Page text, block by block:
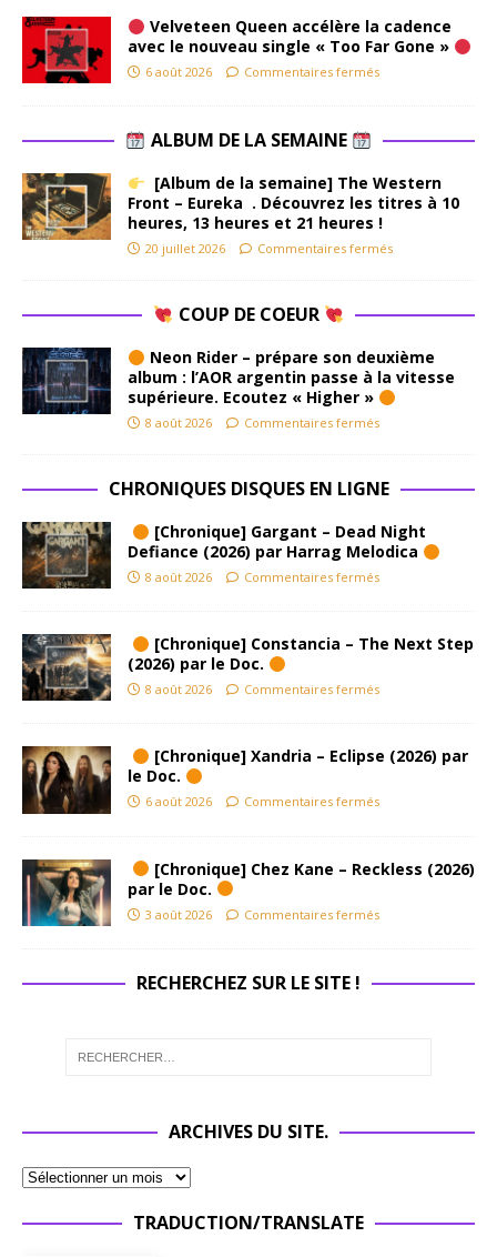
Velveteen Queen accélère la cadence
avec le nouveau single « Too Far Gone »
6 août 2026 Commentaires fermés
ALBUM DE LA SEMAINE
[Album de la semaine] The Western
Front – Eureka . Découvrez les titres à 10
heures, 13 heures et 21 heures !
20 juillet 2026 Commentaires fermés
COUP DE COEUR
Neon Rider – prépare son deuxième
album : l’AOR argentin passe à la vitesse
supérieure. Ecoutez « Higher »
8 août 2026 Commentaires fermés
CHRONIQUES DISQUES EN LIGNE
[Chronique] Gargant – Dead Night
Defiance (2026) par Harrag Melodica
8 août 2026 Commentaires fermés
[Chronique] Constancia – The Next Step
(2026) par le Doc.
8 août 2026 Commentaires fermés
[Chronique] Xandria – Eclipse (2026) par
le Doc.
6 août 2026 Commentaires fermés
[Chronique] Chez Kane – Reckless (2026)
par le Doc.
3 août 2026 Commentaires fermés
RECHERCHEZ SUR LE SITE !
ARCHIVES DU SITE.
TRADUCTION/TRANSLATE